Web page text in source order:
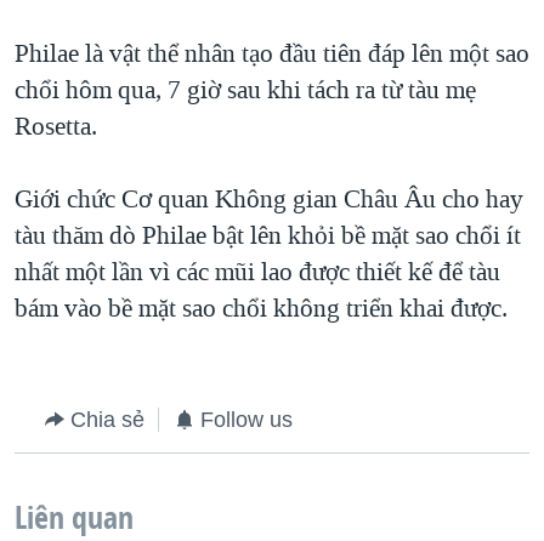
Philae là vật thể nhân tạo đầu tiên đáp lên một sao
chổi hôm qua, 7 giờ sau khi tách ra từ tàu mẹ
Rosetta.
Giới chức Cơ quan Không gian Châu Âu cho hay
tàu thăm dò Philae bật lên khỏi bề mặt sao chổi ít
nhất một lần vì các mũi lao được thiết kế để tàu
bám vào bề mặt sao chổi không triển khai được.
Chia sẻ Follow us
Liên quan